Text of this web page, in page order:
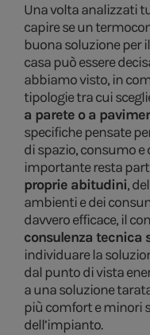
Una volta analizzati
capire se un
buona soluzione per
casa può essere
abbiamo visto, in
tipologie tra cui
a parete o a
specifiche pensate
di spazio, consumo e
importante resta
proprie abitudini,
ambienti e dei
davvero efficace, il
consulenza tecnica
individuare la
dal punto di vista
a una soluzione
più comfort e minori
dell’impianto.